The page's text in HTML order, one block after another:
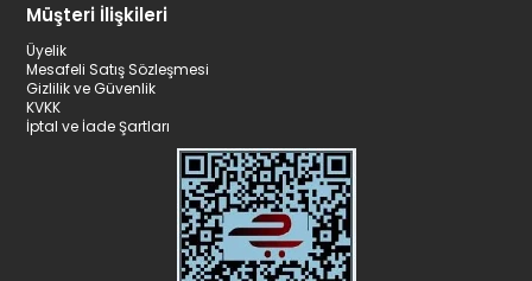
Müşteri İlişkileri
Üyelik
Mesafeli Satış Sözleşmesi
Gizlilik ve Güvenlik
KVKK
İptal ve İade Şartları